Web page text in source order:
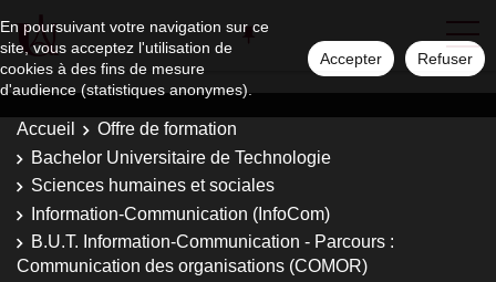
En poursuivant votre navigation sur ce
site, vous acceptez l'utilisation de
cookies à des fins de mesure
d'audience (statistiques anonymes).
Accepter Refuser
Accueil
Offre de formation
Bachelor Universitaire de Technologie
Sciences humaines et sociales
Information-Communication (InfoCom)
B.U.T. Information-Communication - Parcours :
Communication des organisations (COMOR)